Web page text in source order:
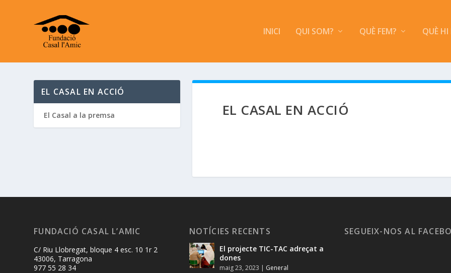
INICI QUI SOM? QUÈ FEM? QUÈ HI
EL CASAL EN ACCIÓ
EL CASAL EN ACCIÓ
El Casal a la premsa
FUNDACIÓ CASAL L’AMIC
C/ Riu Llobregat, bloque 4 esc. 10 1r 2
43006, Tarragona
977 55 28 34
NOTÍCIES RECENTS
El projecte TIC-TAC adreçat a
dones
maig 23, 2023 | General
SEGUEIX-NOS AL